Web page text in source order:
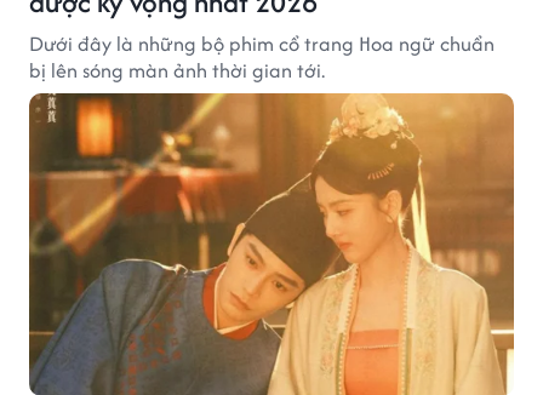
Dưới đây là những bộ phim cổ trang Hoa ngữ chuẩn
bị lên sóng màn ảnh thời gian tới.